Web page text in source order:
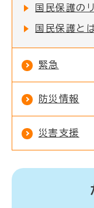
国民保護の
国民保護と
緊急
防災情報
災害支援